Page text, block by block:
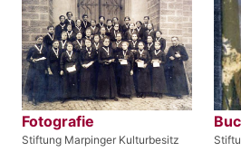
Fotografie
Stiftung Marpinger Kulturbesitz